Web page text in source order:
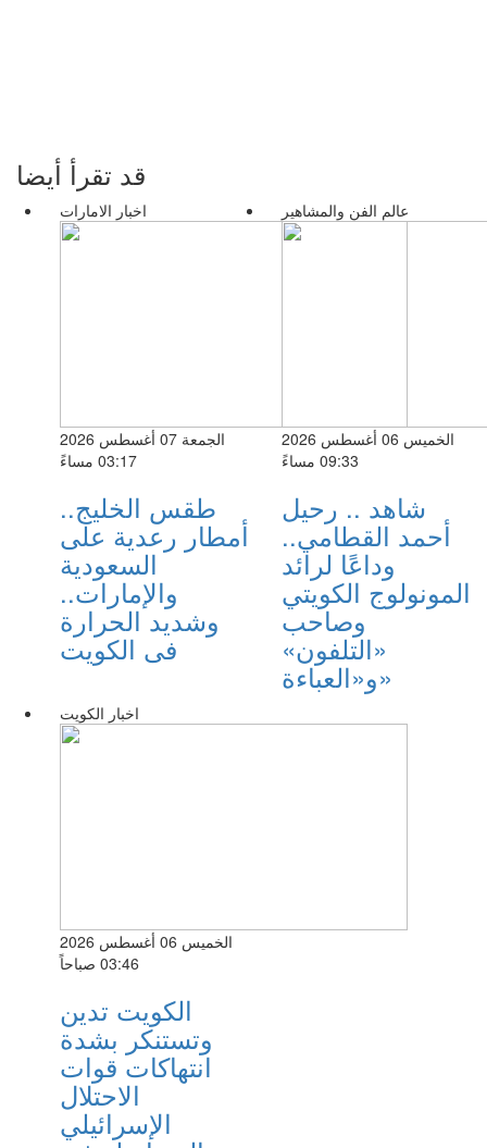
قد تقرأ أيضا
اخبار الامارات
الجمعة 07 أغسطس 2026
03:17 مساءً
طقس الخليج..
أمطار رعدية على
السعودية
والإمارات..
وشديد الحرارة
فى الكويت
عالم الفن والمشاهير
الخميس 06 أغسطس 2026
09:33 مساءً
شاهد .. رحيل
أحمد القطامي..
وداعًا لرائد
المونولوج الكويتي
وصاحب
«التلفون»
و«العباءة»
اخبار الكويت
الخميس 06 أغسطس 2026
03:46 صباحاً
الكويت تدين
وتستنكر بشدة
انتهاكات قوات
الاحتلال
الإسرائيلي